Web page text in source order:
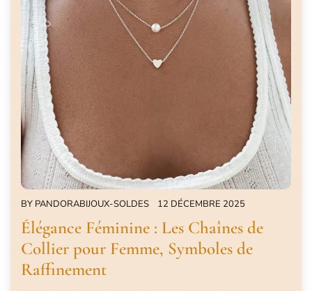
BY PANDORABIJOUX-SOLDES 12 DÉCEMBRE 2025
Élégance Féminine : Les Chaînes de
Collier pour Femme, Symboles de
Raffinement